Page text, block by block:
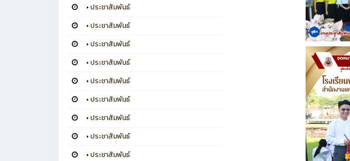
• ประชาสัมพันธ์
• ประชาสัมพันธ์
• ประชาสัมพันธ์
• ประชาสัมพันธ์
• ประชาสัมพันธ์
• ประชาสัมพันธ์
• ประชาสัมพันธ์
• ประชาสัมพันธ์
• ประชาสัมพันธ์